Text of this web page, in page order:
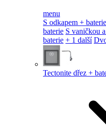
menu
S odkapem + baterie
baterie S vaničkou
baterie + 1 další
Tectonite dřez +